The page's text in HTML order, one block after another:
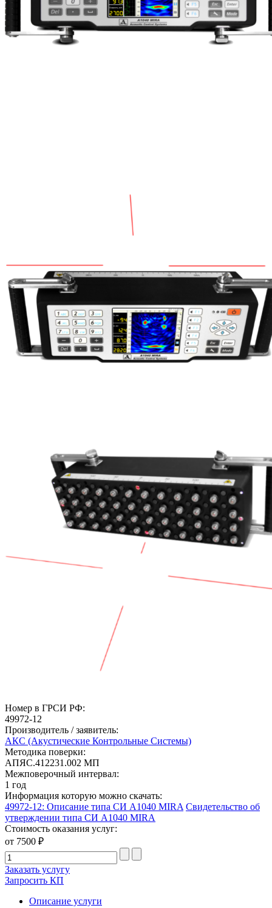
Номер в ГРСИ РФ:
49972-12
Производитель / заявитель:
АКС (Акустические Контрольные Системы)
Методика поверки:
АПЯС.412231.002 МП
Межповерочный интервал:
1 год
Информация которую можно скачать:
49972-12: Описание типа СИ А1040 MIRA Свидетельство об
утверждении типа СИ А1040 MIRA
Стоимость оказания услуг:
от 7500 ₽
Заказать услугу
Запросить КП
Описание услуги